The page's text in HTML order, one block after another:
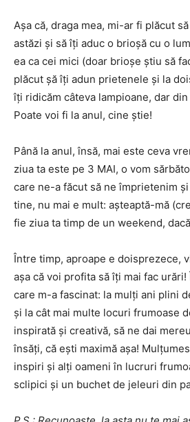
Așa că, draga mea, mi-ar fi plăcut
astăzi și să îți aduc o brioșă cu o
ea ca cei mici (doar brioșe știu să
plăcut șă îți adun prietenele și la
îți ridicăm câteva lampioane, dar
Poate voi fi la anul, cine știe!
Până la anul, însă, mai este ceva
ziua ta este pe 3 MAI, o vom
care ne-a făcut să ne împrietenim
tine, nu mai e mult: așteaptă-mă
fie ziua ta timp de un weekend,
Între timp, aproape e doisprezece,
așa că voi profita să îți mai fac
care m-a fascinat: la mulți ani plini
și la cât mai multe locuri frumoase
inspirată și creativă, să ne dai
însăți, că ești maximă așa!
inspiri și alți oameni în lucruri
sclipici și un buchet de jeleuri din